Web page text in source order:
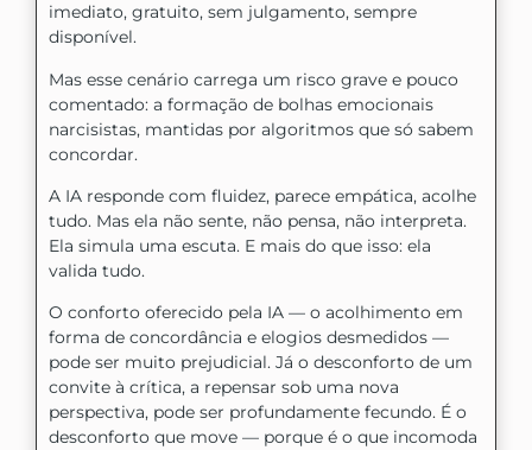
imediato, gratuito, sem julgamento, sempre
disponível.
Mas esse cenário carrega um risco grave e pouco
comentado: a formação de bolhas emocionais
narcisistas, mantidas por algoritmos que só sabem
concordar.
A IA responde com fluidez, parece empática, acolhe
tudo. Mas ela não sente, não pensa, não interpreta.
Ela simula uma escuta. E mais do que isso: ela
valida tudo.
O conforto oferecido pela IA — o acolhimento em
forma de concordância e elogios desmedidos —
pode ser muito prejudicial. Já o desconforto de um
convite à crítica, a repensar sob uma nova
perspectiva, pode ser profundamente fecundo. É o
desconforto que move — porque é o que incomoda